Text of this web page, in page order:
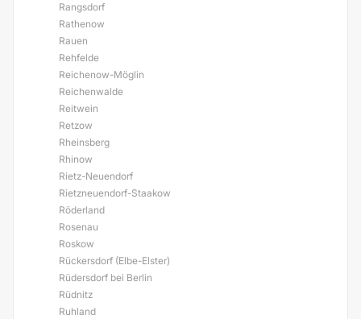
Rangsdorf
Rathenow
Rauen
Rehfelde
Reichenow-Möglin
Reichenwalde
Reitwein
Retzow
Rheinsberg
Rhinow
Rietz-Neuendorf
Rietzneuendorf-Staakow
Röderland
Rosenau
Roskow
Rückersdorf (Elbe-Elster)
Rüdersdorf bei Berlin
Rüdnitz
Ruhland